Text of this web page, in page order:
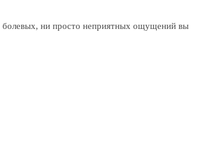
болевых, ни просто неприятных ощущений вы